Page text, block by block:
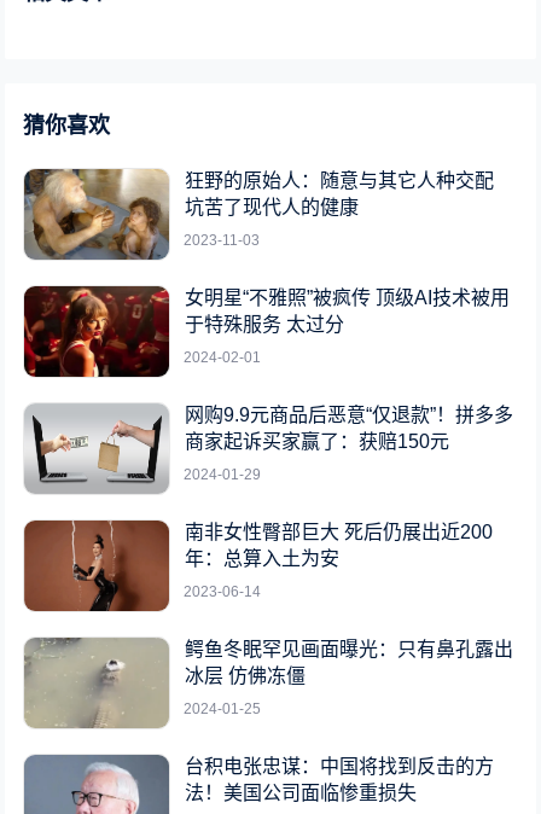
猜你喜欢
狂野的原始人：随意与其它人种交配
坑苦了现代人的健康
2023-11-03
女明星“不雅照”被疯传 顶级AI技术被用
于特殊服务 太过分
2024-02-01
网购9.9元商品后恶意“仅退款”！拼多多
商家起诉买家赢了：获赔150元
2024-01-29
南非女性臀部巨大 死后仍展出近200
年：总算入土为安
2023-06-14
鳄鱼冬眠罕见画面曝光：只有鼻孔露出
冰层 仿佛冻僵
2024-01-25
台积电张忠谋：中国将找到反击的方
法！美国公司面临惨重损失